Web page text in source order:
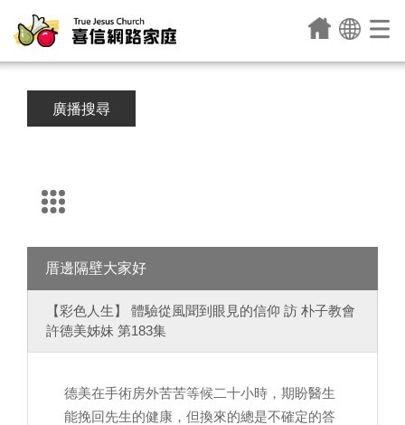
廣播搜尋
厝邊隔壁大家好
【彩色人生】 體驗從風聞到眼見的信仰 訪 朴子教會
許德美姊妹 第183集
德美在手術房外苦苦等候二十小時，期盼醫生
能挽回先生的健康，但換來的總是不確定的答